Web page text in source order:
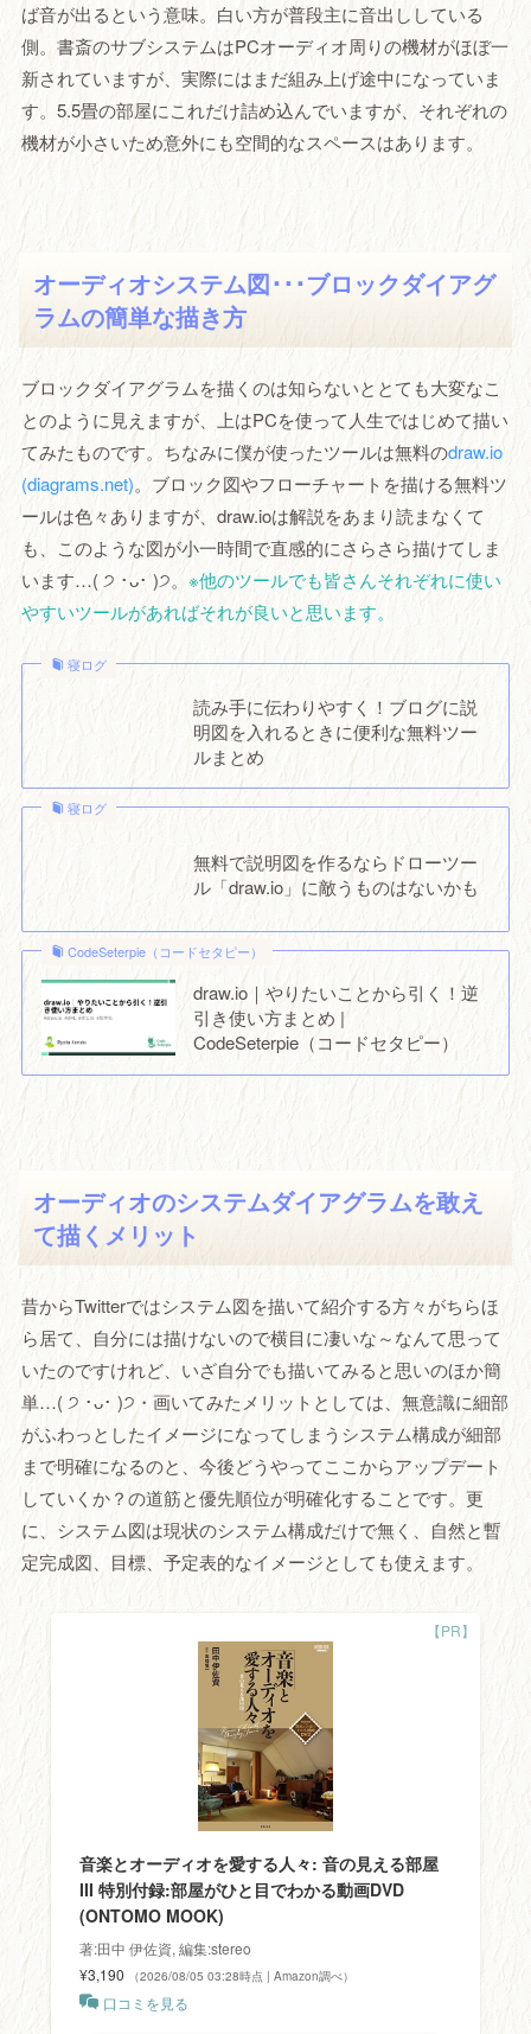
ば音が出るという意味。白い方が普段主に音出ししている
側。書斎のサブシステムはPCオーディオ周りの機材がほぼ一
新されていますが、実際にはまだ組み上げ途中になっていま
す。5.5畳の部屋にこれだけ詰め込んでいますが、それぞれの
機材が小さいため意外にも空間的なスペースはあります。
オーディオシステム図･･･ブロックダイアグ
ラムの簡単な描き方
ブロックダイアグラムを描くのは知らないととても大変なこ
とのように見えますが、上はPCを使って人生ではじめて描い
てみたものです。ちなみに僕が使ったツールは無料のdraw.io
(diagrams.net)。ブロック図やフローチャートを描ける無料ツ
ールは色々ありますが、draw.ioは解説をあまり読まなくて
も、このような図が小一時間で直感的にさらさら描けてしま
います…( ੭ ･ᴗ･ )੭。 ※他のツールでも皆さんそれぞれに使い
やすいツールがあればそれが良いと思います。
寝ログ
読み手に伝わりやすく！ブログに説
明図を入れるときに便利な無料ツー
ルまとめ
寝ログ
無料で説明図を作るならドローツー
ル「draw.io」に敵うものはないかも
CodeSeterpie（コードセタピー）
draw.io｜やりたいことから引く！逆
引き使い方まとめ |
CodeSeterpie（コードセタピー）
オーディオのシステムダイアグラムを敢え
て描くメリット
昔からTwitterではシステム図を描いて紹介する方々がちらほ
ら居て、自分には描けないので横目に凄いな～なんて思って
いたのですけれど、いざ自分でも描いてみると思いのほか簡
単…( ੭ ･ᴗ･ )੭・画いてみたメリットとしては、無意識に細部
がふわっとしたイメージになってしまうシステム構成が細部
まで明確になるのと、今後どうやってここからアップデート
していくか？の道筋と優先順位が明確化することです。更
に、システム図は現状のシステム構成だけで無く、自然と暫
定完成図、目標、予定表的なイメージとしても使えます。
音楽とオーディオを愛する人々: 音の見える部屋
III 特別付録:部屋がひと目でわかる動画DVD
(ONTOMO MOOK)
著:田中 伊佐資, 編集:stereo
¥3,190
（2026/08/05 03:28時点 | Amazon調べ）
口コミを見る